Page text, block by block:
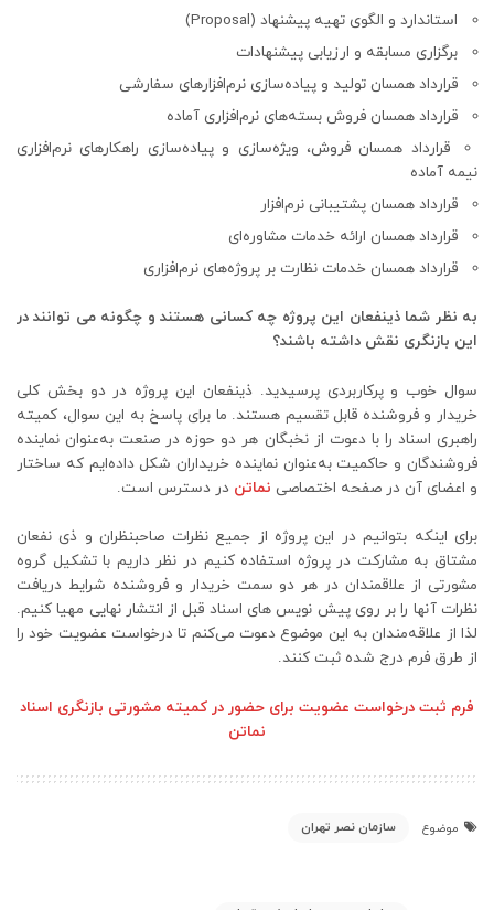
استاندارد و الگوی تهیه پیشنهاد (Proposal)
برگزاری مسابقه و ارزیابی پیشنهادات
قرارداد همسان تولید و پیاده‌سازی نرم‌افزارهای سفارشی
قرارداد همسان فروش بسته‌های نرم‌افزاری آماده
قرارداد همسان فروش، ویژه‌سازی و پیاده‌سازی راهکارهای نرم‌افزاری
نیمه آماده
قرارداد همسان پشتیبانی نرم‌افزار
قرارداد همسان ارائه خدمات مشاوره‌ای
قرارداد همسان خدمات نظارت بر پروژه‌های نرم‌افزاری
به نظر شما ذینفعان این پروژه چه کسانی هستند و چگونه می توانند در
این بازنگری نقش داشته باشند؟
سوال خوب و پرکاربردی پرسیدید. ذینفعان این پروژه در دو بخش کلی
خریدار و فروشنده قابل تقسیم هستند. ما برای پاسخ به این سوال، کمیته
راهبری اسناد را با دعوت از نخبگان هر دو حوزه در صنعت به‌عنوان نماینده
فروشندگان و حاکمیت به‌عنوان نماینده خریداران شکل داده‌ایم که ساختار
و اعضای آن در صفحه اختصاصی نماتن در دسترس است.
برای اینکه بتوانیم در این پروژه از جمیع نظرات صاحبنظران و ذی نفعان
مشتاق به مشارکت در پروژه استفاده کنیم در نظر داریم با تشکیل گروه
مشورتی از علاقمندان در هر دو سمت خریدار و فروشنده شرایط دریافت
نظرات آنها را بر روی پیش نویس های اسناد قبل از انتشار نهایی مهیا کنیم.
لذا از علاقه‌مندان به این موضوع دعوت می‌کنم تا درخواست عضویت خود را
از طرق فرم درج شده ثبت کنند.
فرم ثبت درخواست عضویت برای حضور در کمیته مشورتی بازنگری اسناد
نماتن
موضوع سازمان نصر تهران